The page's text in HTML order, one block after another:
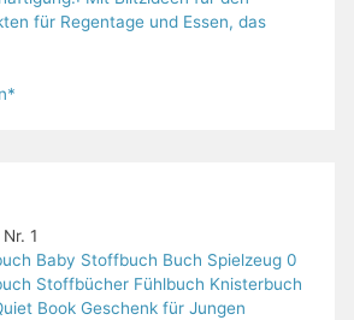
für Regentage und Essen, das
1